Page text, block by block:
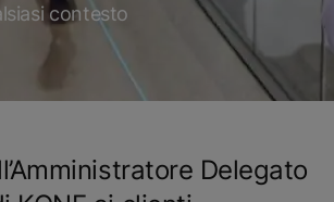
contesto
Delegato